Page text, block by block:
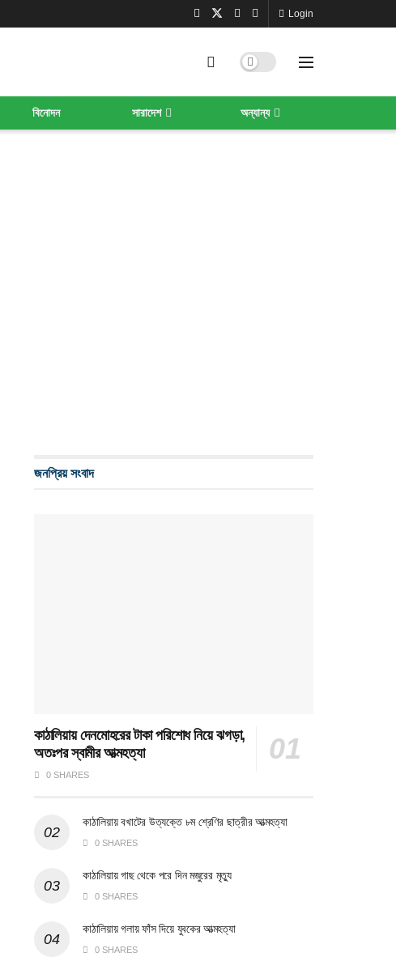
Login
বিনোদন সারাদেশ অন্যান্য
জনপ্রিয় সংবাদ
কাঠালিয়ায় দেনমোহরের টাকা পরিশোধ নিয়ে ঝগড়া,
অতঃপর স্বামীর আত্মহত্যা
0 SHARES
কাঠালিয়ায় বখাটের উত্যক্তে ৮ম শ্রেণির ছাত্রীর আত্মহত্যা
0 SHARES
কাঠালিয়ায় গাছ থেকে পরে দিন মজুরের মৃত্যু
0 SHARES
কাঠালিয়ায় গলায় ফাঁস দিয়ে যুবকের আত্মহত্যা
0 SHARES